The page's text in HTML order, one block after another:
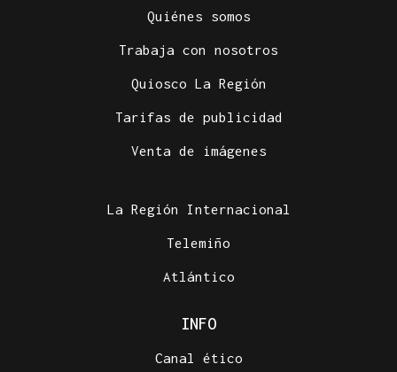
Quiénes somos
Trabaja con nosotros
Quiosco La Región
Tarifas de publicidad
Venta de imágenes
La Región Internacional
Telemiño
Atlántico
INFO
Canal ético